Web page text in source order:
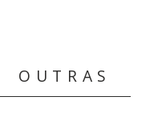
OUTRAS